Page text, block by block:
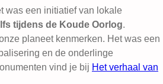
was een initiatief van lokale
tijdens de Koude Oorlog.
planeet kenmerken. Het was een
en de onderlinge
vind je bij Het verhaal van